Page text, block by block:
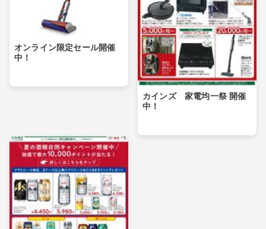
オンライン限定セール開催
中！
カインズ 家電均一祭 開催
中！